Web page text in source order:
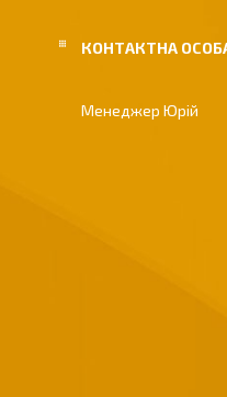
Менеджер Юрій